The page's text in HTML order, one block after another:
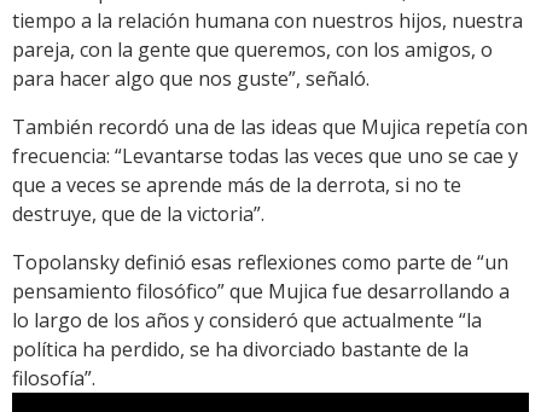
tiempo a la relación humana con nuestros hijos, nuestra
pareja, con la gente que queremos, con los amigos, o
para hacer algo que nos guste”, señaló.
También recordó una de las ideas que Mujica repetía con
frecuencia: “Levantarse todas las veces que uno se cae y
que a veces se aprende más de la derrota, si no te
destruye, que de la victoria”.
Topolansky definió esas reflexiones como parte de “un
pensamiento filosófico” que Mujica fue desarrollando a
lo largo de los años y consideró que actualmente “la
política ha perdido, se ha divorciado bastante de la
filosofía”.